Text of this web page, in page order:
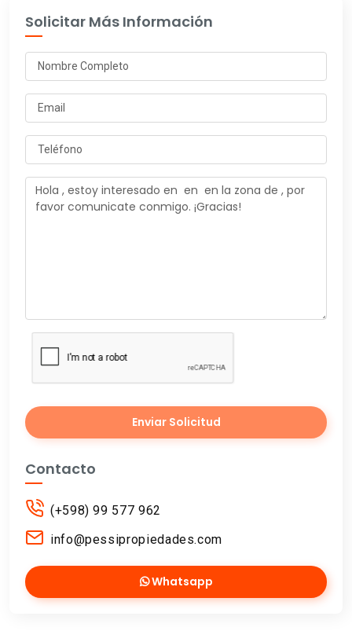
Solicitar Más Información
Enviar Solicitud
Contacto
(+598) 99 577 962
info@pessipropiedades.com
Whatsapp